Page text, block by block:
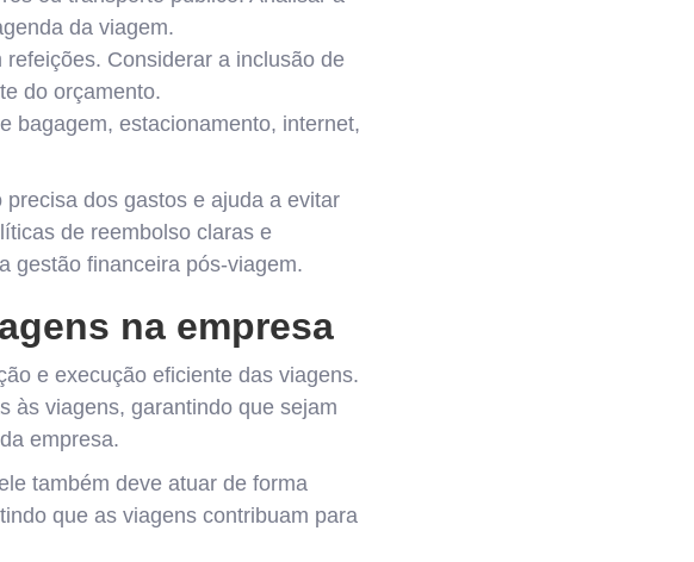
da viagem.
Considerar a inclusão de
do orçamento.
bagagem, estacionamento, internet,
dos gastos e ajuda a evitar
de reembolso claras e
gestão financeira pós-viagem.
na empresa
e execução eficiente das viagens.
às viagens, garantindo que sejam
empresa.
também deve atuar de forma
que as viagens contribuam para